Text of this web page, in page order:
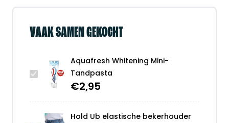
VAAK SAMEN GEKOCHT
Aquafresh Whitening Mini-
Tandpasta
€2,95
Hold Ub elastische bekerhouder